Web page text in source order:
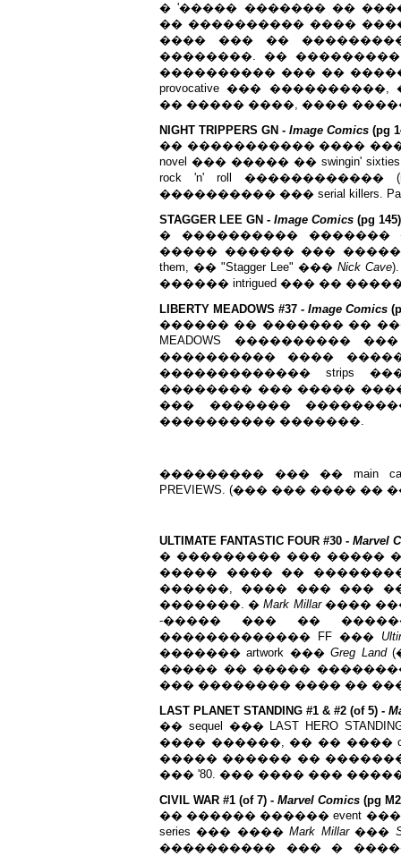
� '����� ������� ��
�� ���������� ����
���� ��� ��
��������. ��
���������� ��� ��
provocative ���
�� ����� ����, ����
NIGHT TRIPPERS GN - Image Comics (pg
�� ����������� ���� ���
novel ��� ����� �� swingin'
rock 'n' roll ������������
���������� ��� serial killers.
STAGGER LEE GN - Image Comics (pg 145)
� ����������
����� ������ ���
them, �� "Stagger Lee" ��� Nick Cave
������ intrigued ��� ��
LIBERTY MEADOWS #37 - Image Comics
������ �� ������� ��
MEADOWS ����������
���������� ���� ������.
������������� strips
�������� ��� �����
��� �������
���������� �������.
��������� ��� �� main
PREVIEWS. (��� ��� ���� ��
ULTIMATE FANTASTIC FOUR #30 - Marvel
� ��������� ��� �����
����� ���� ��
������, ���� ��� ���
�������. �Mark Millar����
-����� ��� ��
������������� FF ���
������� artwork ���Greg Land
����� �� �����
��� �������� ���� ��
LAST PLANET STANDING #1 & #2 (of 5) -
�� sequel ��� LAST HERO
���� ������, �� �� ����
����� ������ ��
��� '80. ��� ���� ���
CIVIL WAR #1 (of 7) - Marvel Comics (pg
�� ������ ������ event
series ��� ����Mark Millar���
���������� ��� �